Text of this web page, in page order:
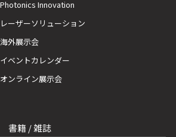
Photonics Innovation
レーザーソリューション
海外展示会
イベントカレンダー
オンライン展示会
書籍 / 雑誌